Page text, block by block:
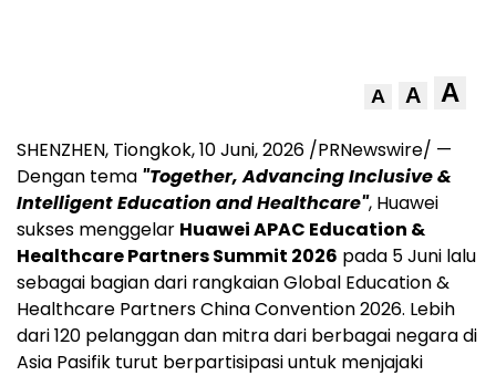
A A A
SHENZHEN, Tiongkok,10 Juni, 2026 /PRNewswire/ —
Dengan tema "Together, Advancing Inclusive &
Intelligent Education and Healthcare", Huawei
sukses menggelar Huawei APAC Education &
Healthcare Partners Summit 2026 pada 5 Juni lalu
sebagai bagian dari rangkaian Global Education &
Healthcare Partners China Convention 2026. Lebih
dari 120 pelanggan dan mitra dari berbagai negara di
Asia Pasifik turut berpartisipasi untuk menjajaki